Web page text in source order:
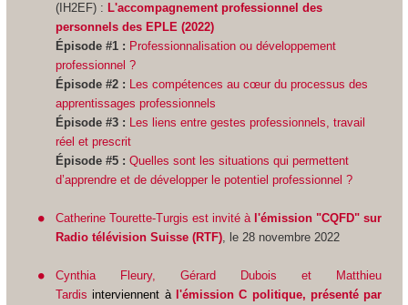
(IH2EF) : L'accompagnement professionnel des
personnels des EPLE (2022)
Épisode #1 : Professionnalisation ou développement
professionnel ?
Épisode #2 : Les compétences au cœur du processus des
apprentissages professionnels
Épisode #3 : Les liens entre gestes professionnels, travail
réel et prescrit
Épisode #5 : Quelles sont les situations qui permettent
d’apprendre et de développer le potentiel professionnel ?
Catherine Tourette-Turgis est invité à l'émission "CQFD" sur
Radio télévision Suisse (RTF), le 28 novembre 2022
Cynthia Fleury, Gérard Dubois et Matthieu
Tardis interviennent à l'émission C politique, présenté par